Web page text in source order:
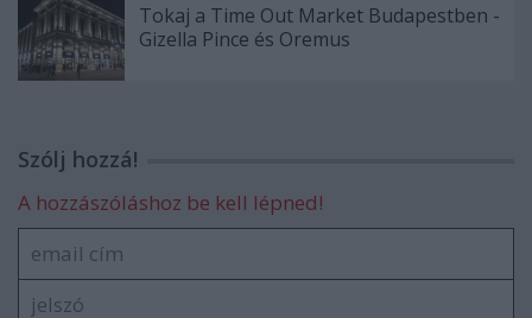
Tokaj a Time Out Market Budapestben -
Gizella Pince és Oremus
Szólj hozzá!
A hozzászóláshoz be kell lépned!